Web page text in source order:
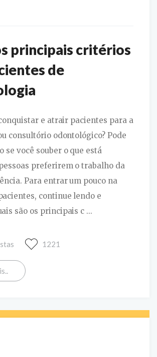
principais critérios
de
e atrair pacientes para a
consultório odontológico? Pode
se você souber o que está
preferirem o trabalho da
Para entrar um pouco na
continue lendo e
são os principais c ...
1221